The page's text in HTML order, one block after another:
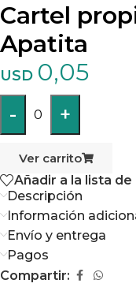
Cartel
Apatita
USD 0,05
- 0 +
Ver carrito
Añadir a la lista
Descripción
Información
Envío y entrega
Pagos
Compartir: